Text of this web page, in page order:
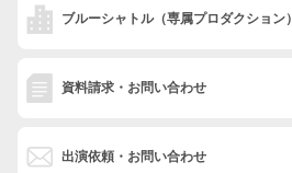
ブルーシャトル（専属プロダクション）
資料請求・お問い合わせ
出演依頼・お問い合わせ